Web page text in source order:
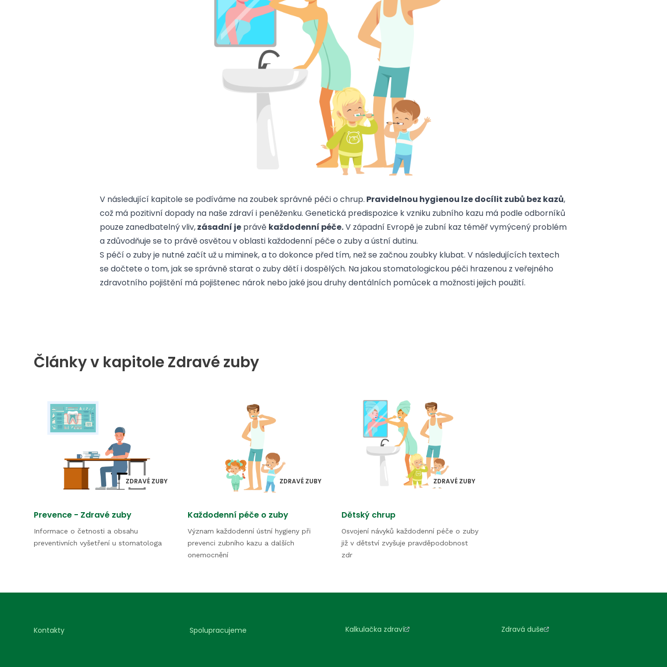
V následující kapitole se podíváme na zoubek správné péči o chrup. Pravidelnou hygienou lze docílit zubů bez kazů,
což má pozitivní dopady na naše zdraví i peněženku. Genetická predispozice k vzniku zubního kazu má podle odborníků
pouze zanedbatelný vliv,zásadní je právě každodenní péče.V západní Evropě je zubní kaz téměř vymýcený problém
a zdůvodňuje se to právě osvětou v oblasti každodenní péče o zuby a ústní dutinu.
S péčí o zuby je nutné začít už u miminek, a to dokonce před tím, než se začnou zoubky klubat. V následujících textech
se dočtete o tom, jak se správně starat o zuby dětí i dospělých. Na jakou stomatologickou péči hrazenou z veřejného
zdravotního pojištění má pojištenec nárok nebo jaké jsou druhy dentálních pomůcek a možnosti jejich použití.
Články v kapitole Zdravé zuby
ZDRAVÉ ZUBY
Prevence - Zdravé zuby
Informace o četnosti a obsahu
preventivních vyšetření u stomatologa
ZDRAVÉ ZUBY
Každodenní péče o zuby
Význam každodenní ústní hygieny při
prevenci zubního kazu a dalších
onemocnění
ZDRAVÉ ZUBY
Dětský chrup
Osvojení návyků každodenní péče o zuby
již v dětství zvyšuje pravděpodobnost
zdr
Kontakty Spolupracujeme Kalkulačka zdraví Zdravá duše